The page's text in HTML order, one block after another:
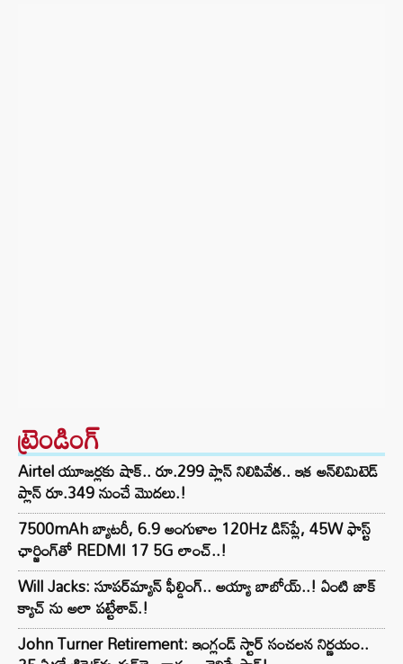
ట్రెండింగ్‌
Airtel యూజర్లకు షాక్.. రూ.299 ప్లాన్ నిలిపివేత.. ఇక అన్‌లిమిటెడ్
ప్లాన్ రూ.349 నుంచే మొదలు.!
7500mAh బ్యాటరీ, 6.9 అంగుళాల 120Hz డిస్‌ప్లే, 45W ఫాస్ట్
ఛార్జింగ్‌తో REDMI 17 5G లాంచ్..!
Will Jacks: సూపర్‌మ్యాన్ ఫీల్డింగ్.. అయ్యా బాబోయ్..! ఏంటి జాక్
క్యాచ్ ను అలా పట్టేశావ్.!
John Turner Retirement: ఇంగ్లండ్ స్టార్ సంచలన నిర్ణయం..